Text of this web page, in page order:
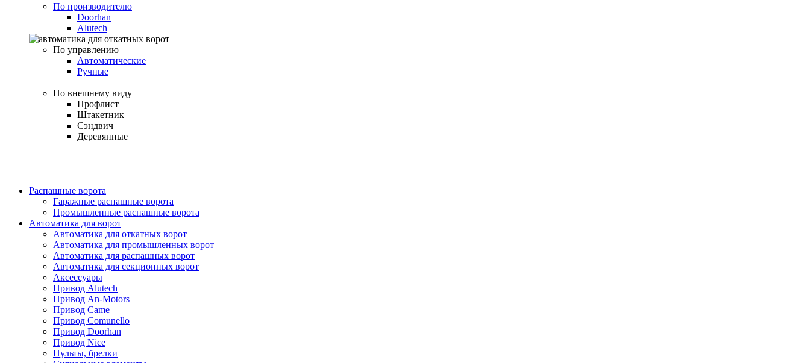
По производителю
Doorhan
Alutech
По управлению
Автоматические
Ручные
По внешнему виду
Профлист
Штакетник
Сэндвич
Деревянные
Распашные ворота
Гаражные распашные ворота
Промышленные распашные ворота
Автоматика для ворот
Автоматика для откатных ворот
Автоматика для промышленных ворот
Автоматика для распашных ворот
Автоматика для секционных ворот
Аксессуары
Привод Alutech
Привод An-Motors
Привод Came
Привод Comunello
Привод Doorhan
Привод Nice
Пульты, брелки